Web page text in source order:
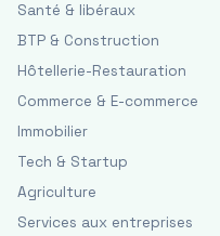
Santé & libéraux
BTP & Construction
Hôtellerie-Restauration
Commerce & E-commerce
Immobilier
Tech & Startup
Agriculture
Services aux entreprises